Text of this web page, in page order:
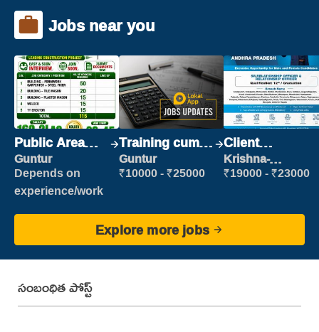
Jobs near you
Public Area
Cleaner
Guntur
Depends on
experience/work
Training cum
Placement
Guntur
₹10000 - ₹25000
Client
Relationship
Executive
Krishna-
vijayawada
₹19000 - ₹23000
Explore more jobs
సంబంధిత పోస్ట్